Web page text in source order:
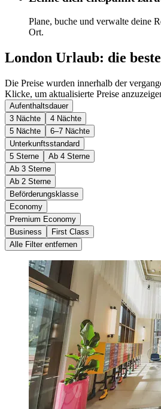
Plane, buche und verwalte deine
Ort.
London Urlaub: die
Die Preise wurden innerhalb der
Klicke, um aktualisierte Preise
Aufenthaltsdauer
3 Nächte
4 Nächte
5 Nächte
6–7 Nächte
Unterkunftsstandard
5 Sterne
Ab 4 Sterne
Ab 3 Sterne
Ab 2 Sterne
Beförderungsklasse
Economy
Premium Economy
Business
First Class
Alle Filter entfernen